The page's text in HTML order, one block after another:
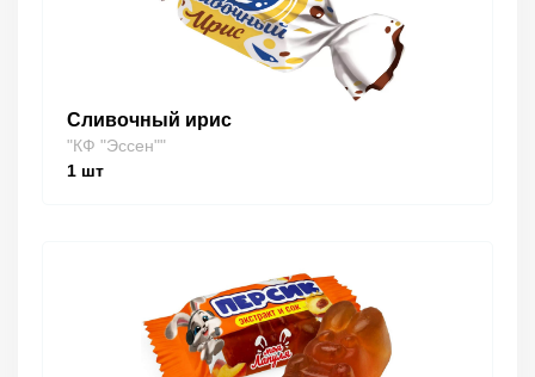
Сливочный ирис
"КФ "Эссен""
1 шт